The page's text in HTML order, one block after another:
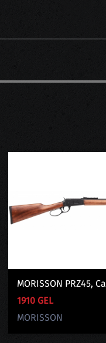
MORISSON PRZ45,
1910 GEL
MORISSON